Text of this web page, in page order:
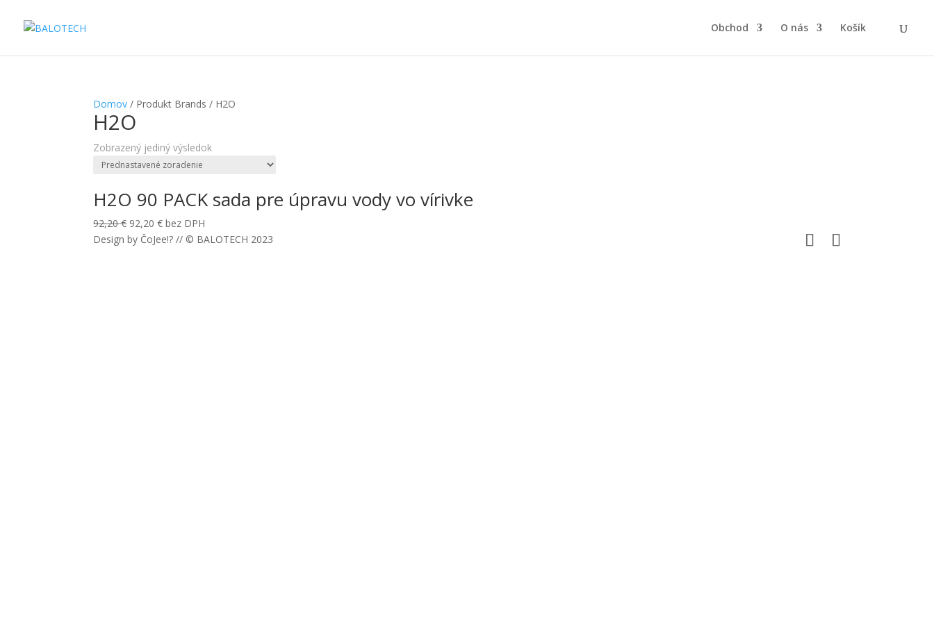
Obchod O nás Košík
Domov / Produkt Brands / H2O
H2O
Zobrazený jediný výsledok
H2O 90 PACK sada pre úpravu vody vo vírivke
92,20€ Original
price
92,20€Current
price
bez DPH
Design by ČoJee!? // © BALOTECH 2023